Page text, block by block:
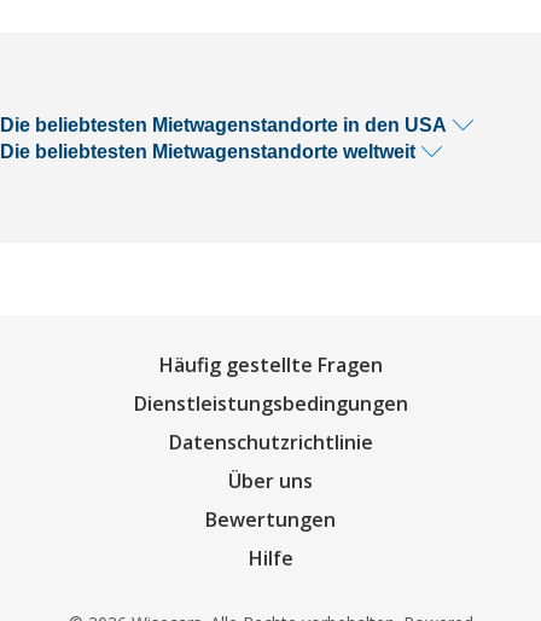
Die beliebtesten Mietwagenstandorte in den USA
Die beliebtesten Mietwagenstandorte weltweit
Häufig gestellte Fragen
Dienstleistungsbedingungen
Datenschutzrichtlinie
Über uns
Bewertungen
Hilfe